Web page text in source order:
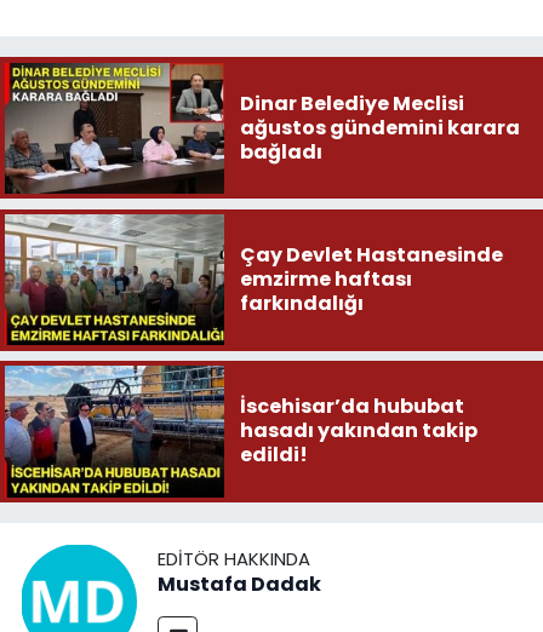
Dinar Belediye Meclisi
ağustos gündemini karara
bağladı
Çay Devlet Hastanesinde
emzirme haftası
farkındalığı
İscehisar’da hububat
hasadı yakından takip
edildi!
EDITÖR HAKKINDA
Mustafa Dadak